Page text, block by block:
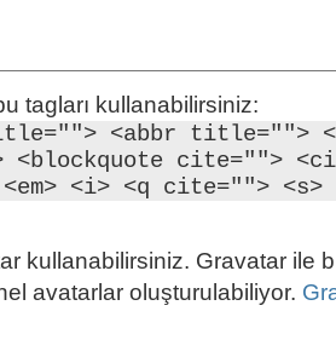
tagları kullanabilirsiniz:
<abbr title="">
cite="">
<i> <q cite="">
kullanabilirsiniz. Gravatar ile
avatarlar oluşturulabiliyor.